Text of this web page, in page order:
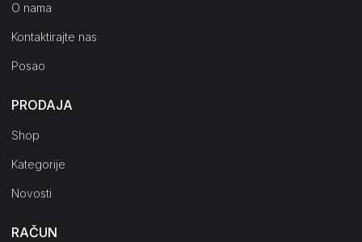
O nama
Kontaktirajte nas
Posao
PRODAJA
Shop
Kategorije
Novosti
RAČUN